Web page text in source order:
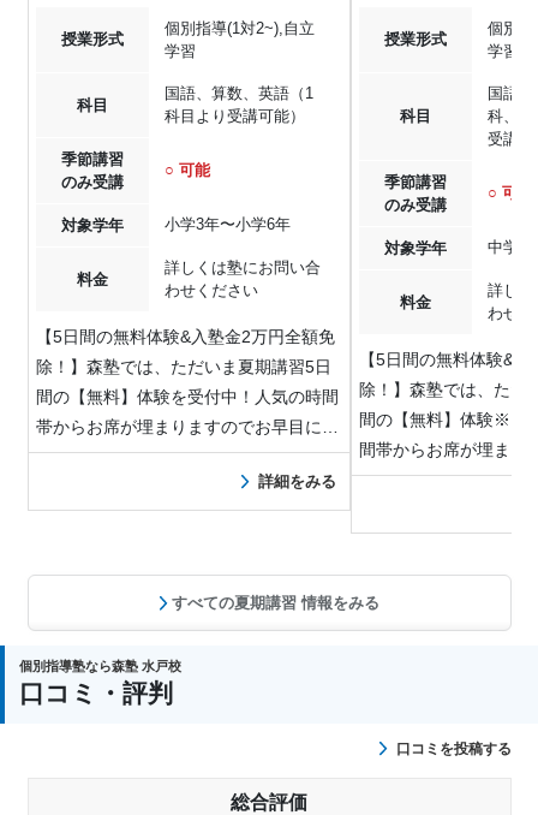
授業形式
個別指導(1対2~),自立
学習
科目
国語、算数、英語（1
科目より受講可能）
季節講習
のみ受講
○ 可能
対象学年 小学3年〜小学6年
料金
詳しくは塾にお問い合
わせください
【5日間の無料体験&入塾金2万円全額免
除！】森塾では、ただいま夏期講習5日
間の【無料】体験を受付中！人気の時間
帯からお席が埋まりますのでお早目にお
問…
詳細をみる
授業形式
個別指
学習
科目
国語
科、社
受講可
季節講習
のみ受講
○ 可能
対象学年 中学1
料金
詳しく
わせく
【5日間の無料体験&
除！】森塾では、ただ
間の【無料】体験※を
間帯からお席が埋まり
お…
すべての夏期講習 情報をみる
個別指導塾なら森塾 水戸校
口コミ・評判
口コミを投稿する
総合評価